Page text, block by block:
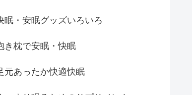
眠・安眠グッズいろいろ
き枕で安眠・快眠
元あったか快適快眠